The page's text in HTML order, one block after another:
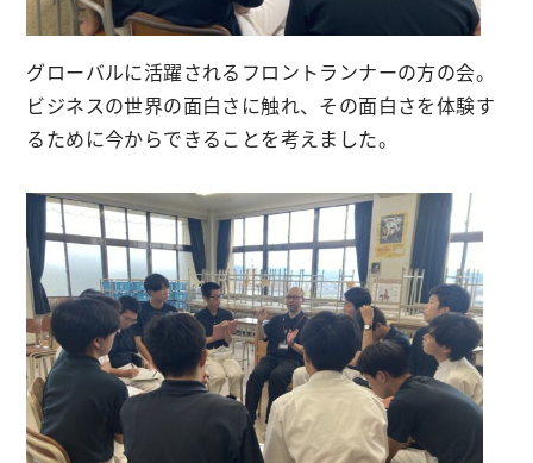
グローバルに活躍されるフロントランナーの方の会。
ビジネスの世界の面白さに触れ、その面白さを体験す
るために今からできることを考えました。